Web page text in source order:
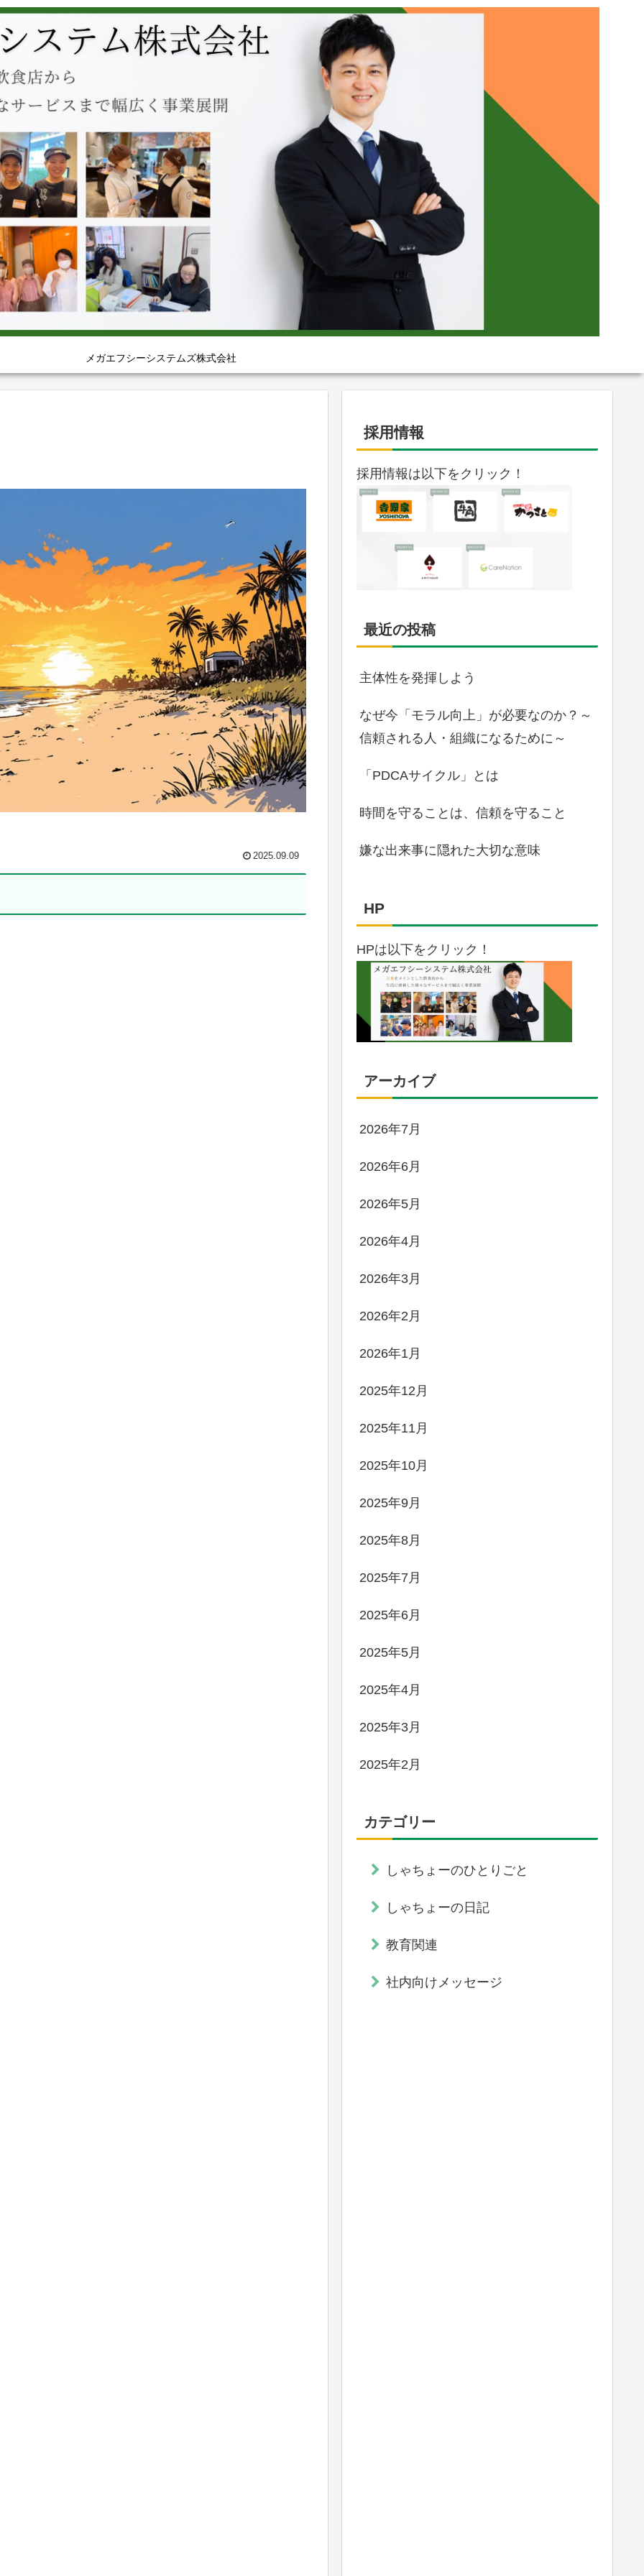
メガエフシーシステムズ株式会社
2025.09.09
採用情報
採用情報は以下をクリック！
最近の投稿
主体性を発揮しよう
なぜ今「モラル向上」が必要なのか？～
信頼される人・組織になるために～
「PDCAサイクル」とは
時間を守ることは、信頼を守ること
嫌な出来事に隠れた大切な意味
HP
HPは以下をクリック！
アーカイブ
2026年7月
2026年6月
2026年5月
2026年4月
2026年3月
2026年2月
2026年1月
2025年12月
2025年11月
2025年10月
2025年9月
2025年8月
2025年7月
2025年6月
2025年5月
2025年4月
2025年3月
2025年2月
カテゴリー
しゃちょーのひとりごと
しゃちょーの日記
教育関連
社内向けメッセージ